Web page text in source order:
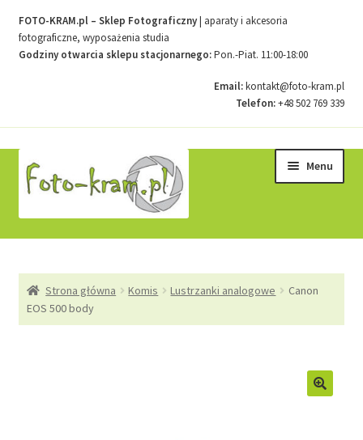
FOTO-KRAM.pl – Sklep Fotograficzny| aparaty i akcesoria
fotograficzne, wyposażenia studia
Godziny otwarcia sklepu stacjonarnego:Pon.-Piat. 11:00-18:00
Email:kontakt@foto-kram.pl
Telefon:+48 502 769 339
do
nawigacji
do
treści
Menu
Kontakt
Strona główna Komis Lustrzanki analogowe
Canon
EOS 500 body